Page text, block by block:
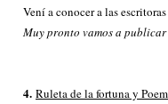
Vení a conocer a las
Muy pronto vamos a publicar
4. Ruleta de la fortuna y